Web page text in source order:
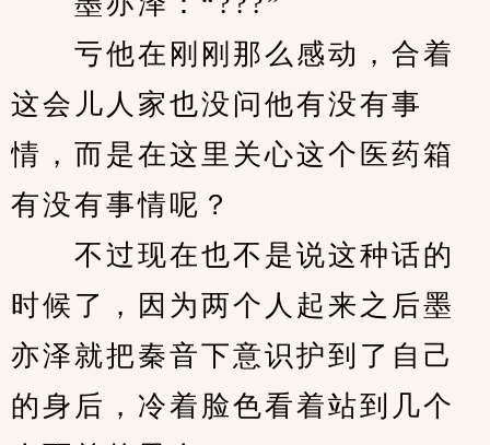
亏他在刚刚那么感动，合着
这会儿人家也没问他有没有事
情，而是在这里关心这个医药箱
有没有事情呢？
不过现在也不是说这种话的
时候了，因为两个人起来之后墨
亦泽就把秦音下意识护到了自己
的身后，冷着脸色看着站到几个